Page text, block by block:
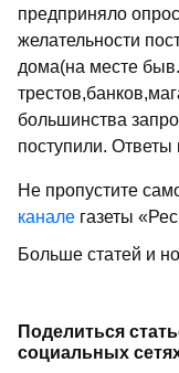
предприняло
желательности
дома(на месте
большинства
поступили.
Не пропустите
канале газеты
Больше статей и
Поделиться
социальных